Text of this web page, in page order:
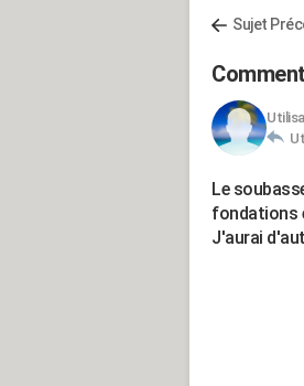
Sujet
Le
fondations
J'aurai